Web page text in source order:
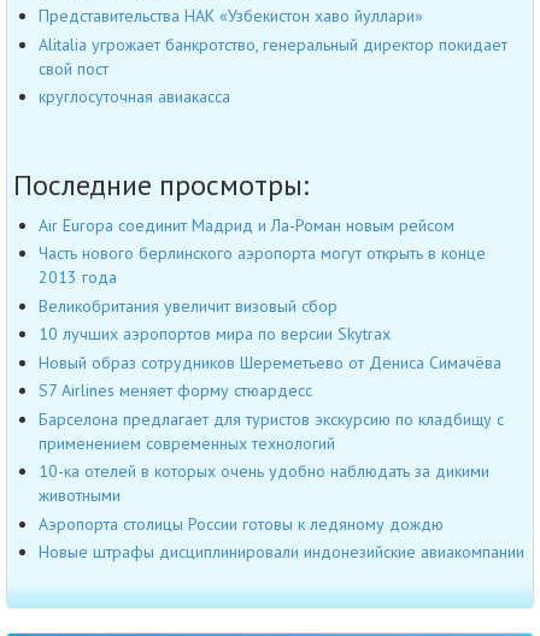
Представительства НАК «Узбекистон хаво йуллари»
Alitalia угрожает банкротство, генеральный директор покидает
свой пост
круглосуточная авиакасса
Последние просмотры:
Air Europa соединит Мадрид и Ла-Роман новым рейсом
Часть нового берлинского аэропорта могут открыть в конце
2013 года
Великобритания увеличит визовый сбор
10 лучших аэропортов мира по версии Skytrax
Новый образ сотрудников Шереметьево от Дениса Симачёва
S7 Airlines меняет форму стюардесс
Барселона предлагает для туристов экскурсию по кладбищу с
применением современных технологий
10-ка отелей в которых очень удобно наблюдать за дикими
животными
Аэропорта столицы России готовы к ледяному дождю
Новые штрафы дисциплинировали индонезийские авиакомпании